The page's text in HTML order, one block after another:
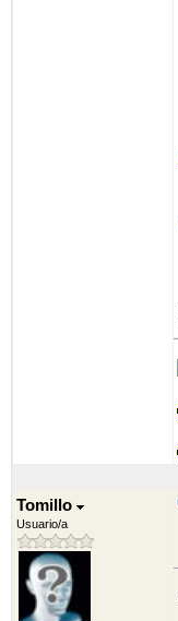
Tomillo
Usuario/a